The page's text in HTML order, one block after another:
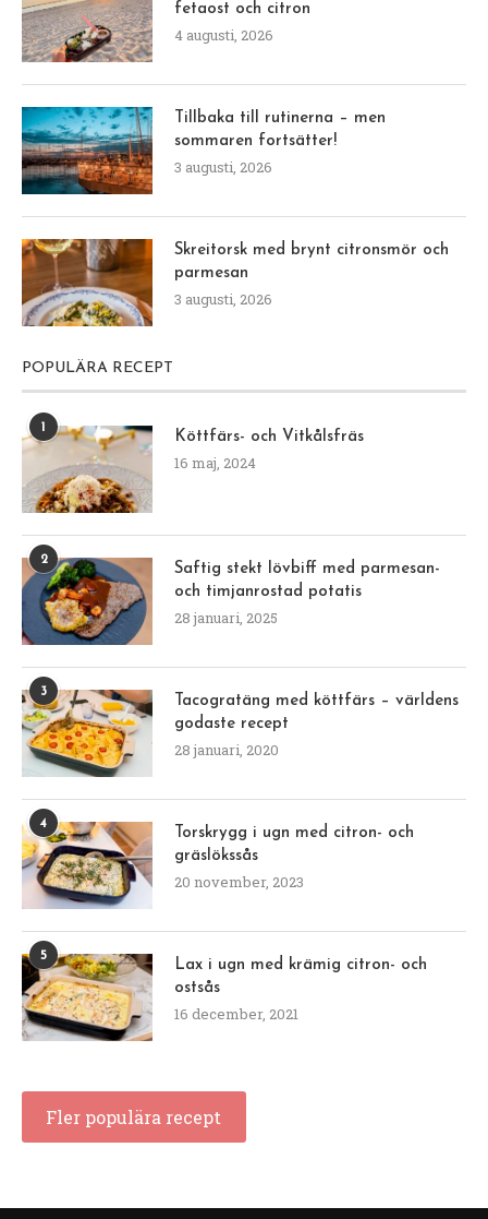
fetaost och citron
4 augusti, 2026
Tillbaka till rutinerna – men
sommaren fortsätter!
3 augusti, 2026
Skreitorsk med brynt citronsmör och
parmesan
3 augusti, 2026
POPULÄRA RECEPT
1
Köttfärs- och Vitkålsfräs
16 maj, 2024
2
Saftig stekt lövbiff med parmesan-
och timjanrostad potatis
28 januari, 2025
3
Tacogratäng med köttfärs – världens
godaste recept
28 januari, 2020
4
Torskrygg i ugn med citron- och
gräslökssås
20 november, 2023
5
Lax i ugn med krämig citron- och
ostsås
16 december, 2021
Fler populära recept